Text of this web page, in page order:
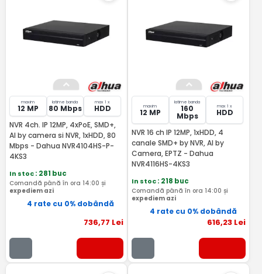
maxim
12 MP
latime banda
80 Mbps
max 1 x
HDD
NVR 4ch. IP 12MP, 4xPoE, SMD+,
AI by camera si NVR, 1xHDD, 80
Mbps - Dahua NVR4104HS-P-
4KS3
In stoc: 281 buc
Comandă până în ora 14:00 și
expediem azi
4 rate cu 0% dobândă
736,77 Lei
maxim
12 MP
latime banda
160
Mbps
max 1 x
HDD
NVR 16 ch IP 12MP, 1xHDD, 4
canale SMD+ by NVR, AI by
Camera, EPTZ - Dahua
NVR4116HS-4KS3
In stoc: 218 buc
Comandă până în ora 14:00 și
expediem azi
4 rate cu 0% dobândă
616,23 Lei